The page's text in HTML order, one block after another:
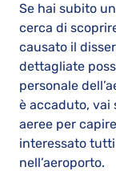
Se hai subito
cerca di
causato il
dettagliate
personale
è accaduto, vai
aeree per
interessato
nell’aeroporto.